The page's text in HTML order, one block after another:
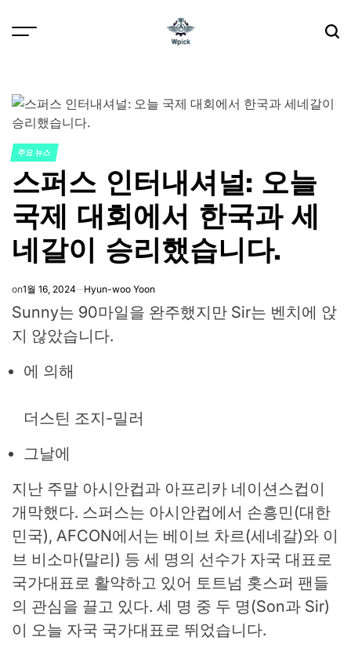
POSTED
주요 뉴스
스퍼스 인터내셔널: 오늘
국제 대회에서 한국과 세
네갈이 승리했습니다.
on1월 16, 2024 Hyun-woo Yoon
Sunny는 90마일을 완주했지만 Sir는 벤치에 앉
지 않았습니다.
에 의해
더스틴 조지-밀러
그날에
지난 주말 아시안컵과 아프리카 네이션스컵이
개막했다. 스퍼스는 아시안컵에서 손흥민(대한
민국), AFCON에서는 베이브 차르(세네갈)와 이
브 비소마(말리) 등 세 명의 선수가 자국 대표로
국가대표로 활약하고 있어 토트넘 홋스퍼 팬들
의 관심을 끌고 있다. 세 명 중 두 명(Son과 Sir)
이 오늘 자국 국가대표로 뛰었습니다.